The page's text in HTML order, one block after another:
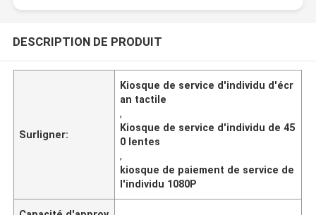
DESCRIPTION DE PRODUIT
Surligner:
Kiosque de service d'individu d'écr
an tactile
,
Kiosque de service d'individu de 45
0 lentes
,
kiosque de paiement de service de
l'individu 1080P